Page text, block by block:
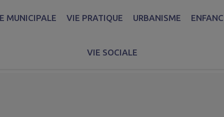
MUNICIPALE VIE PRATIQUE URBANISME
VIE SOCIALE
du domaine